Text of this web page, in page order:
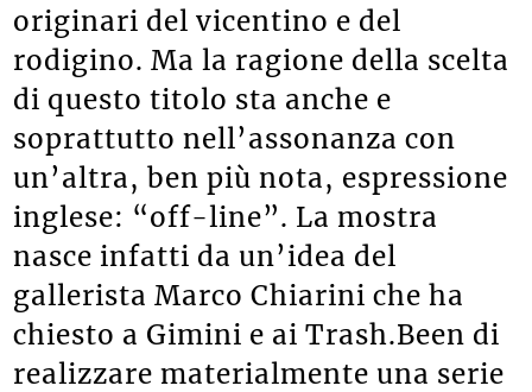
originari del vicentino e del
rodigino. Ma la ragione della scelta
di questo titolo sta anche e
soprattutto nell’assonanza con
un’altra, ben più nota, espressione
inglese: “off-line”. La mostra
nasce infatti da un’idea del
gallerista Marco Chiarini che ha
chiesto a Gimini e ai Trash.Been di
realizzare materialmente una serie